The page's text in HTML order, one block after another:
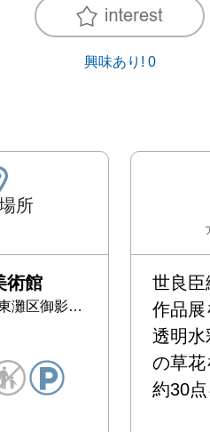
興味あり! 0
所
術館
区御影2-5-21
世良臣
作品展
透明水
の草花
約30